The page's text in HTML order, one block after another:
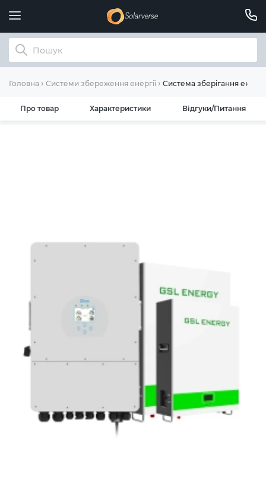
Головна Системи збереження енергії Система зберігання
Про товар Характеристики Відгуки/Питання